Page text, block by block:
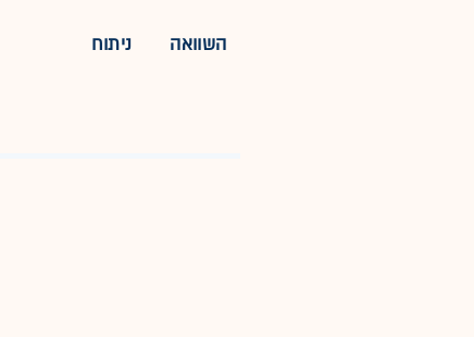
השוואה ניתוח